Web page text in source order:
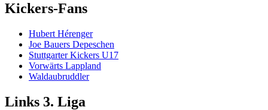
Kickers-Fans
Hubert Hérenger
Joe Bauers Depeschen
Stuttgarter Kickers U17
Vorwärts Lappland
Waldaubruddler
Links 3. Liga